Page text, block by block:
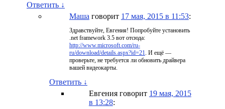
Ответить ↓
Маша говорит 17 мая, 2015 в 11:53:
Здравствуйте, Евгения! Попробуйте установить
.net framework 3.5 вот отсюда:
http://www.microsoft.com/ru-
ru/download/details.aspx?id=21. И ещё —
проверьте, не требуется ли обновить драйвера
вашей видеокарты.
Ответить ↓
Евгения говорит 19 мая, 2015
в 13:28: